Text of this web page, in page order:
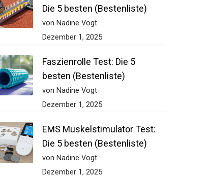
Die 5 besten (Bestenliste)
von Nadine Vogt
Dezember 1, 2025
Faszienrolle Test: Die 5
besten (Bestenliste)
von Nadine Vogt
Dezember 1, 2025
EMS Muskelstimulator Test:
Die 5 besten (Bestenliste)
von Nadine Vogt
Dezember 1, 2025